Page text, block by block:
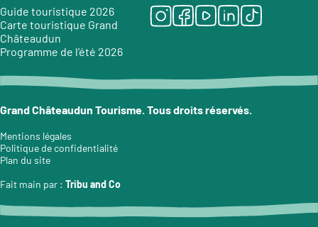
Guide touristique 2026
Carte touristique Grand
Châteaudun
Programme de l’été 2026
Instagram
Facebook
Youtube
LinkedIn
Tiktok
Grand Châteaudun Tourisme. Tous droits réservés.
Mentions légales
Politique de confidentialité
Plan du site
Fait main par : Tribu and Co